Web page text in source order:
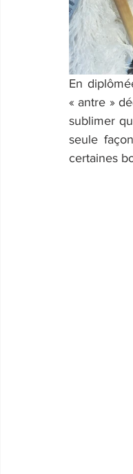
En
« antre »
sublimer
seule
certaines